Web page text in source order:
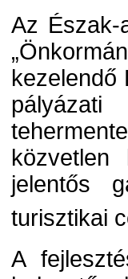
Az Észak-
kezelendő
közvetlen
jelentős
turisztikai
A